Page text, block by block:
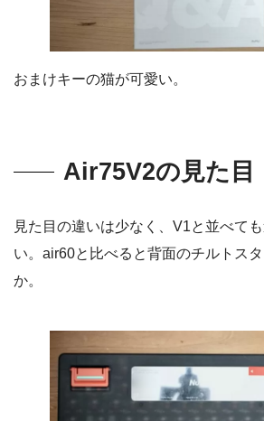
おまけキーの猫が可愛い。
Air75V2の見た目
見た目の違いは少なく、V1と並べて
い。air60と比べると背面のチルトス
か。